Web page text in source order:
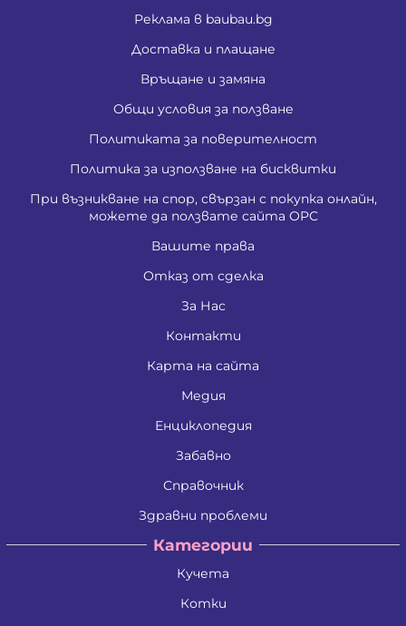
Реклама в baubau.bg
Доставка и плащане
Връщане и замяна
Общи условия за ползване
Политиката за поверителност
Политика за използване на бисквитки
При възникване на спор, свързан с покупка онлайн,
можете да ползвате сайта ОРС
Вашите права
Отказ от сделка
За Нас
Контакти
Карта на сайта
Медия
Енциклопедия
Забавно
Справочник
Здравни проблеми
Категории
Кучета
Котки